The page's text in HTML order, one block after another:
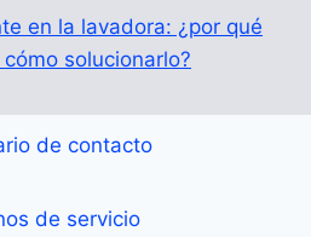
en la lavadora: ¿por qué
solucionarlo?
de contacto
de servicio